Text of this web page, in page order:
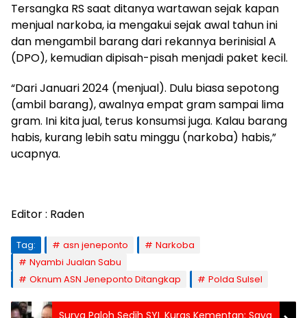
Tersangka RS saat ditanya wartawan sejak kapan
menjual narkoba, ia mengakui sejak awal tahun ini
dan mengambil barang dari rekannya berinisial A
(DPO), kemudian dipisah-pisah menjadi paket kecil.
“Dari Januari 2024 (menjual). Dulu biasa sepotong
(ambil barang), awalnya empat gram sampai lima
gram. Ini kita jual, terus konsumsi juga. Kalau barang
habis, kurang lebih satu minggu (narkoba) habis,”
ucapnya.
Editor : Raden
Tag: asn jeneponto
Narkoba
Nyambi Jualan Sabu
Oknum ASN Jeneponto Ditangkap
Polda Sulsel